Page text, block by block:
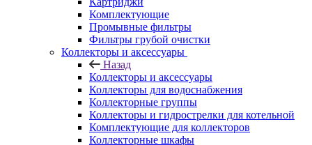
Комплектующие
Промывные фильтры
Фильтры грубой очистки
Коллекторы и аксессуары
Назад
Коллекторы и аксессуары
Коллекторы для водоснабжения
Коллекторные группы
Коллекторы и гидрострелки для котельной
Комплектующие для коллекторов
Коллекторные шкафы